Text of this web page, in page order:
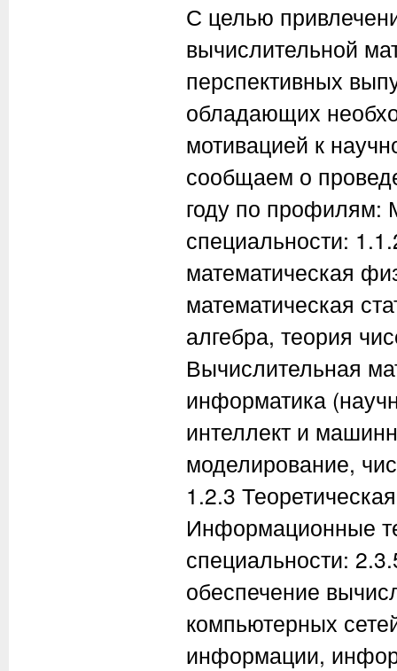
С целью
вычислительной
перспективных
обладающих
мотивацией к
сообщаем о
году по профилям:
специальности:
математическая
математическая
алгебра, теория
Вычислительная
информатика
интеллект и
моделирование,
1.2.3
Информационные
специальности:
обеспечение
компьютерных
информации,